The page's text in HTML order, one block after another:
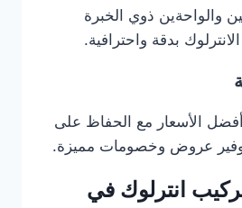
والواحةين ذوي الخبرة
بدقة واحترافية.
الأسعار مع الحفاظ على
عروض وخصومات مميزة.
انترلوك في